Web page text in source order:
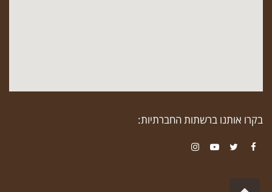
בקרו אותנו ברשתות החברתיות: